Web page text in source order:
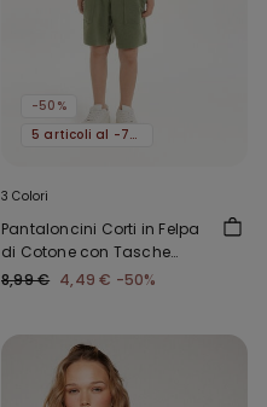
-50%
5 articoli al -70%
3 Colori
Pantaloncini Corti in Felpa
di Cotone con Tasche
Bimbo
8,99 € 4,49 € -50%